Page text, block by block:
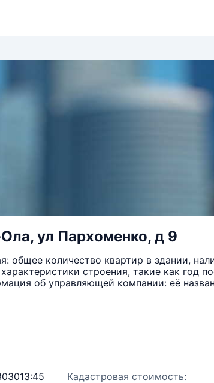
ул Пархоменко, д 9
количество квартир в здании,
строения, такие как год
об управляющей компании: её
Кадастровая стоимость: